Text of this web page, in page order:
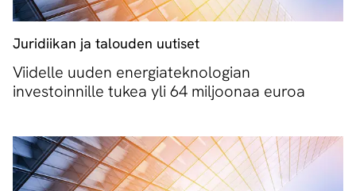
Juridiikan ja talouden uutiset
Viidelle uuden energiateknologian
investoinnille tukea yli 64 miljoonaa euroa